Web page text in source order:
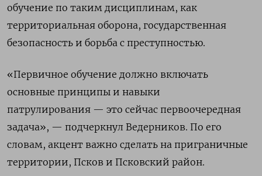
обучение по таким дисциплинам, как
территориальная оборона, государственная
безопасность и борьба с преступностью.
«Первичное обучение должно включать
основные принципы и навыки
патрулирования — это сейчас первоочередная
задача», — подчеркнул Ведерников. По его
словам, акцент важно сделать на приграничные
территории, Псков и Псковский район.